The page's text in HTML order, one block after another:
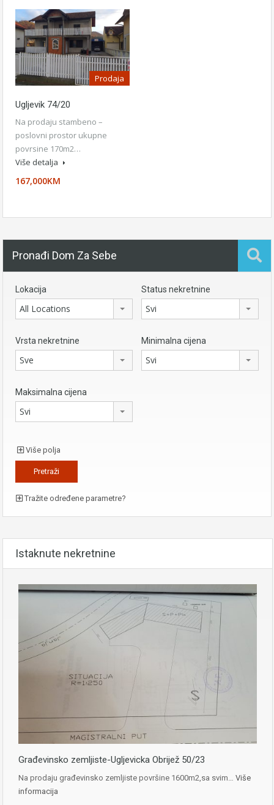
Prodaja
Ugljevik 74/20
Na prodaju stambeno –
poslovni prostor ukupne
povrsine 170m2…
Više detalja
167,000KM
Pronađi Dom Za Sebe
Lokacija
All Locations
Status nekretnine
Svi
Vrsta nekretnine
Sve
Minimalna cijena
Svi
Maksimalna cijena
Svi
Više polja
Tražite određene parametre?
Istaknute nekretnine
Građevinsko zemljiste-Ugljevicka Obrijež 50/23
Na prodaju građevinsko zemljiste površine 1600m2,sa svim… Više
informacija